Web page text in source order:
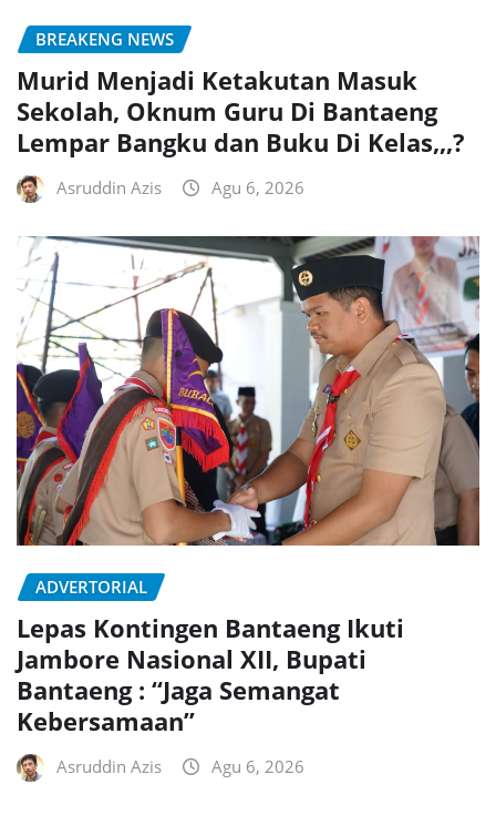
BREAKENG NEWS
Murid Menjadi Ketakutan Masuk
Sekolah, Oknum Guru Di Bantaeng
Lempar Bangku dan Buku Di Kelas,,,?
Asruddin Azis Agu 6, 2026
ADVERTORIAL
Lepas Kontingen Bantaeng Ikuti
Jambore Nasional XII, Bupati
Bantaeng : “Jaga Semangat
Kebersamaan”
Asruddin Azis Agu 6, 2026